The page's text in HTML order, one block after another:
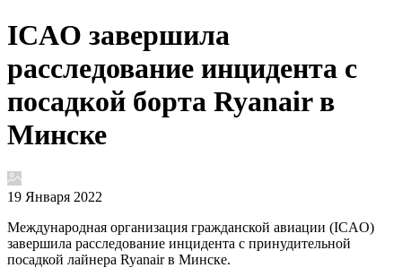
ICAO завершила
расследование инцидента с
посадкой борта Ryanair в
Минске
19 Января 2022
Международная организация гражданской авиации (ICAO)
завершила расследование инцидента с принудительной
посадкой лайнера Ryanair в Минске.